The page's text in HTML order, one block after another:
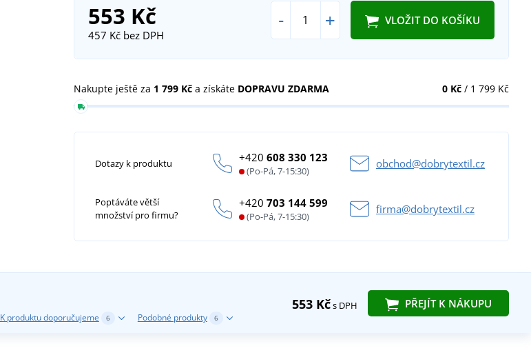
553 Kč
457 Kčbez DPH
- + VLOŽIT DO KOŠÍKU
0 Kč/ 1 799 Kč
Nakupte ještě za 1 799 Kč a získáte DOPRAVU ZDARMA
Dotazy k produktu +420608 330 123
(Po-Pá, 7-15:30)
obchod@dobrytextil.cz
Poptáváte větší
množství pro firmu?
+420703 144 599
(Po-Pá, 7-15:30)
firma@dobrytextil.cz
553 Kčs DPH PŘEJÍT K NÁKUPU
K produktu doporučujeme 6 Podobné produkty 6